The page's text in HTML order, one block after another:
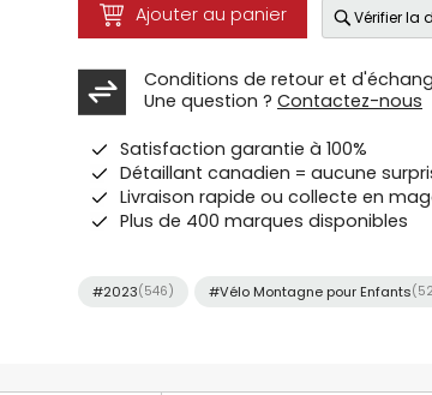
Ajouter au panier Vérifier la
Conditions de retour et
Une question ? Contactez-nous
Satisfaction garantie à 100%
Détaillant canadien = aucune
Livraison rapide ou collecte en
Plus de 400 marques disponibles
#2023(546) #Vélo Montagne pour Enfants